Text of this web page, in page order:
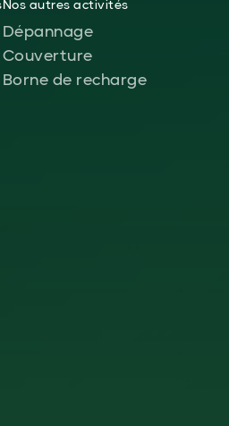
Nos autres activités
Dépannage
Couverture
Borne de recharge